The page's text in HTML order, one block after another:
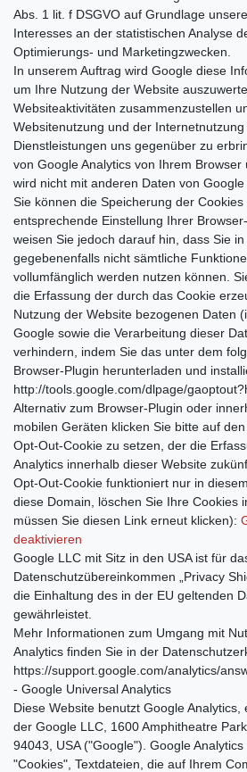
Abs. 1 lit. f DSGVO auf Grundlage
Interesses an der statistischen Analyse
Optimierungs- und Marketingzwecken.
In unserem Auftrag wird Google diese
um Ihre Nutzung der Website
Websiteaktivitäten zusammenzustellen
Websitenutzung und der
Dienstleistungen uns gegenüber zu
von Google Analytics von Ihrem
wird nicht mit anderen Daten von Google
Sie können die Speicherung der
entsprechende Einstellung Ihrer
weisen Sie jedoch darauf hin, dass Sie
gegebenenfalls nicht sämtliche
vollumfänglich werden nutzen können.
die Erfassung der durch das Cookie
Nutzung der Website bezogenen Daten
Google sowie die Verarbeitung dieser
verhindern, indem Sie das unter dem
Browser-Plugin herunterladen und
http://tools.google.com/dlpage/
Alternativ zum Browser-Plugin oder
mobilen Geräten klicken Sie bitte auf
Opt-Out-Cookie zu setzen, der die
Analytics innerhalb dieser Website
Opt-Out-Cookie funktioniert nur in
diese Domain, löschen Sie Ihre Cookies
müssen Sie diesen Link erneut klicken):
deaktivieren
Google LLC mit Sitz in den USA ist für
Datenschutzübereinkommen „Privacy
die Einhaltung des in der EU geltenden
gewährleistet.
Mehr Informationen zum Umgang mit
Analytics finden Sie in der
https://support.google.com/analytics/
- Google Universal Analytics
Diese Website benutzt Google
der Google LLC, 1600 Amphitheatre
94043, USA ("Google"). Google Analytics
"Cookies", Textdateien, die auf Ihrem